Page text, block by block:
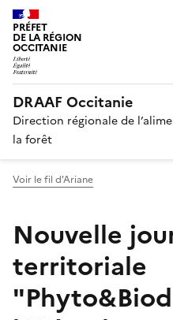
PRÉFET
DE LA RÉGION
OCCITANIE
DRAAF Occitanie
Direction régionale de
la forêt
Voir le fil d'Ariane
Nouvelle
territoriale